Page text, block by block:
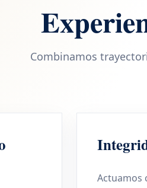
Combinamos
Actuamos